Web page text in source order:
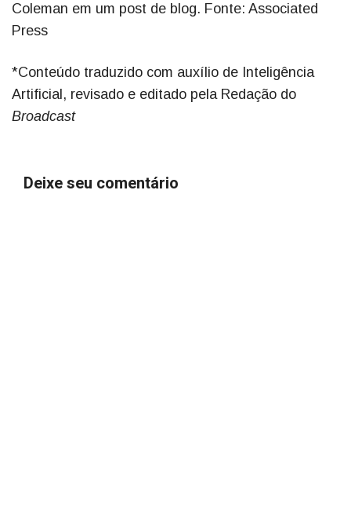
Coleman em um post de blog. Fonte: Associated
Press
*Conteúdo traduzido com auxílio de Inteligência
Artificial, revisado e editado pela Redação do
Broadcast
Deixe seu comentário